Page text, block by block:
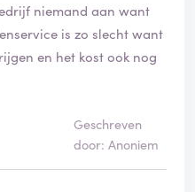
niemand aan want
is zo slecht want
en het kost ook nog
Geschreven
door: Anoniem